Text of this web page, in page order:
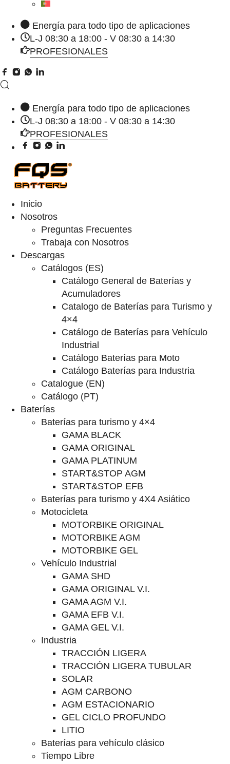
Energía para todo tipo de aplicaciones
L-J 08:30 a 18:00 - V 08:30 a 14:30
PROFESIONALES
Energía para todo tipo de aplicaciones
L-J 08:30 a 18:00 - V 08:30 a 14:30
PROFESIONALES
Inicio
Nosotros
Preguntas Frecuentes
Trabaja con Nosotros
Descargas
Catálogos (ES)
Catálogo General de Baterías y
Acumuladores
Catalogo de Baterías para Turismo y
4×4
Catálogo de Baterías para Vehículo
Industrial
Catálogo Baterías para Moto
Catálogo Baterías para Industria
Catalogue (EN)
Catálogo (PT)
Baterías
Baterías para turismo y 4×4
GAMA BLACK
GAMA ORIGINAL
GAMA PLATINUM
START&STOP AGM
START&STOP EFB
Baterías para turismo y 4X4 Asiático
Motocicleta
MOTORBIKE ORIGINAL
MOTORBIKE AGM
MOTORBIKE GEL
Vehículo Industrial
GAMA SHD
GAMA ORIGINAL V.I.
GAMA AGM V.I.
GAMA EFB V.I.
GAMA GEL V.I.
Industria
TRACCIÓN LIGERA
TRACCIÓN LIGERA TUBULAR
SOLAR
AGM CARBONO
AGM ESTACIONARIO
GEL CICLO PROFUNDO
LITIO
Baterías para vehículo clásico
Tiempo Libre